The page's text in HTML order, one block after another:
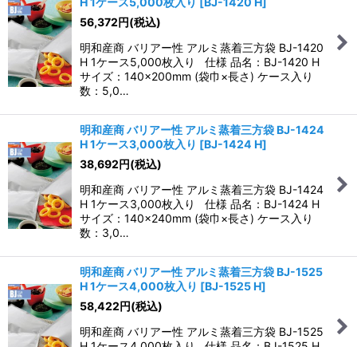
56,372円(税込)
明和産商 バリアー性 アルミ蒸着三方袋 BJ-1420
H 1ケース5,000枚入り 仕様 品名：BJ-1420 H
サイズ：140×200mm (袋巾×長さ) ケース入り
数：5,0…
明和産商 バリアー性 アルミ蒸着三方袋 BJ-1424
H 1ケース3,000枚入り [BJ-1424 H]
38,692円(税込)
明和産商 バリアー性 アルミ蒸着三方袋 BJ-1424
H 1ケース3,000枚入り 仕様 品名：BJ-1424 H
サイズ：140×240mm (袋巾×長さ) ケース入り
数：3,0…
明和産商 バリアー性 アルミ蒸着三方袋 BJ-1525
H 1ケース4,000枚入り [BJ-1525 H]
58,422円(税込)
明和産商 バリアー性 アルミ蒸着三方袋 BJ-1525